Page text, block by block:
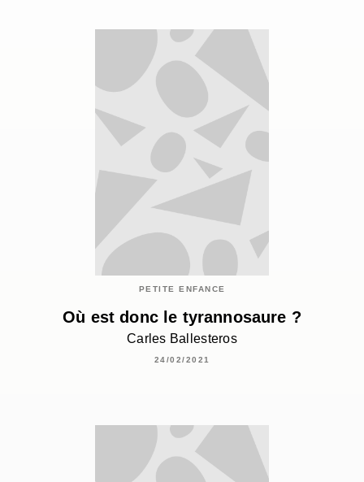
PETITE ENFANCE
Où est donc le tyrannosaure ?
Carles Ballesteros
24/02/2021